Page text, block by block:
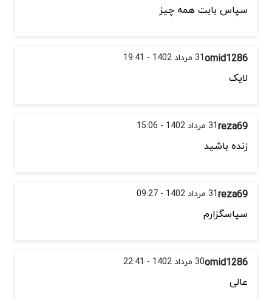
سپاس بابت همه چیز
omid128631 مرداد 1402 - 19:41
لایک
reza6931 مرداد 1402 - 15:06
زنده باشید
reza6931 مرداد 1402 - 09:27
سپاسگزارم
omid128630 مرداد 1402 - 22:41
عالی